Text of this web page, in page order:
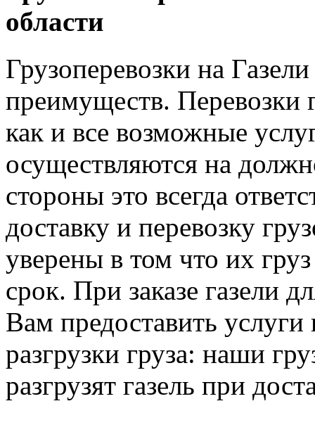
области
Грузоперевозки на
преимуществ. Перевозки
как и все возможные
осуществляются на
стороны это всегда
доставку и перевозку
уверены в том что их
срок. При заказе газели
Вам предоставить услуги
разгрузки груза: наши
разгрузят газель при